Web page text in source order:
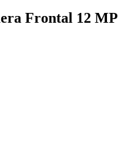
Frontal 12